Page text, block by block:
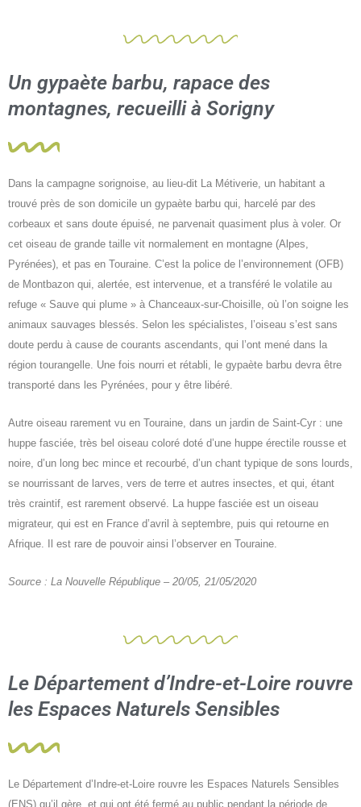
Un gypaète barbu, rapace des
montagnes, recueilli à Sorigny
Dans la campagne sorignoise, au lieu-dit La Métiverie, un habitant a
trouvé près de son domicile un gypaète barbu qui, harcelé par des
corbeaux et sans doute épuisé, ne parvenait quasiment plus à voler. Or
cet oiseau de grande taille vit normalement en montagne (Alpes,
Pyrénées), et pas en Touraine. C’est la police de l’environnement (OFB)
de Montbazon qui, alertée, est intervenue, et a transféré le volatile au
refuge « Sauve qui plume » à Chanceaux-sur-Choisille, où l’on soigne les
animaux sauvages blessés. Selon les spécialistes, l’oiseau s’est sans
doute perdu à cause de courants ascendants, qui l’ont mené dans la
région tourangelle. Une fois nourri et rétabli, le gypaète barbu devra être
transporté dans les Pyrénées, pour y être libéré.
Autre oiseau rarement vu en Touraine, dans un jardin de Saint-Cyr : une
huppe fasciée, très bel oiseau coloré doté d’une huppe érectile rousse et
noire, d’un long bec mince et recourbé, d’un chant typique de sons lourds,
se nourrissant de larves, vers de terre et autres insectes, et qui, étant
très craintif, est rarement observé. La huppe fasciée est un oiseau
migrateur, qui est en France d’avril à septembre, puis qui retourne en
Afrique. Il est rare de pouvoir ainsi l’observer en Touraine.
Source : La Nouvelle République – 20/05, 21/05/2020
Le Département d’Indre-et-Loire rouvre
les Espaces Naturels Sensibles
Le Département d’Indre-et-Loire rouvre les Espaces Naturels Sensibles
(ENS) qu’il gère, et qui ont été fermé au public pendant la période de